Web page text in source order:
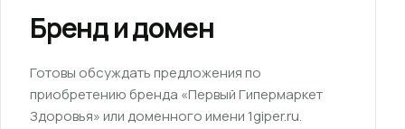
Бренд и домен
Готовы обсуждать предложения по
приобретению бренда «Первый Гипермаркет
Здоровья» или доменного имени 1giper.ru.